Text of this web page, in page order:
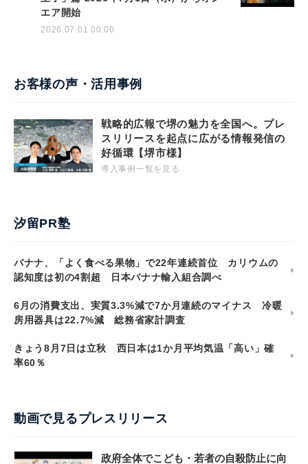
エア開始
2026.07.01 00:00
お客様の声・活用事例
戦略的広報で堺の魅力を全国へ。プレ
スリリースを起点に広がる情報発信の
好循環【堺市様】
導入事例一覧を見る
汐留PR塾
バナナ、「よく食べる果物」で22年連続首位 カリウムの
認知度は初の4割超 日本バナナ輸入組合調べ
6月の消費支出、実質3.3%減で7か月連続のマイナス 冷暖
房用器具は22.7%減 総務省家計調査
きょう8月7日は立秋 西日本は1か月平均気温「高い」確
率60％
動画で見るプレスリリース
政府全体でこども・若者の自殺防止に向